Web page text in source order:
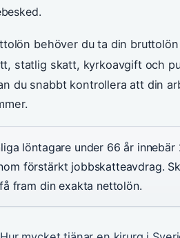
behöver du ta din
statlig skatt, kyrkoavgift och
du snabbt kontrollera att din
löntagare under 66 år
förstärkt jobbskatteavdrag.
fram din exakta nettolön.